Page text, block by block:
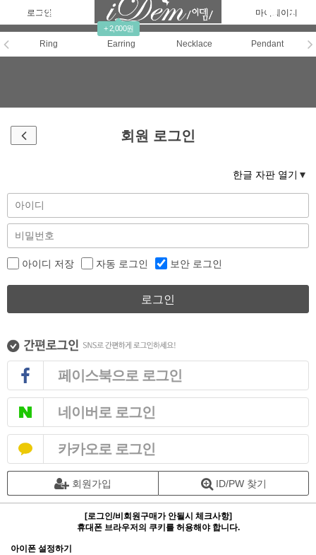
로그인 회원가입
+ 2,000원
주문조회 마이페이지
Ring Earring Necklace Pendant
회원 로그인
한글 자판 열기
아이디 저장 자동 로그인 보안 로그인
로그인
페이스북으로 로그인
네이버로 로그인
카카오로 로그인
회원가입 ID/PW 찾기
[로그인/비회원구매가 안될시 체크사항]
휴대폰 브라우저의 쿠키를 허용해야 합니다.
아이폰 설정하기